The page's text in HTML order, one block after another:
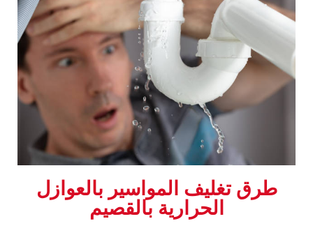
طرق تغليف المواسير بالعوازل
الحرارية بالقصيم